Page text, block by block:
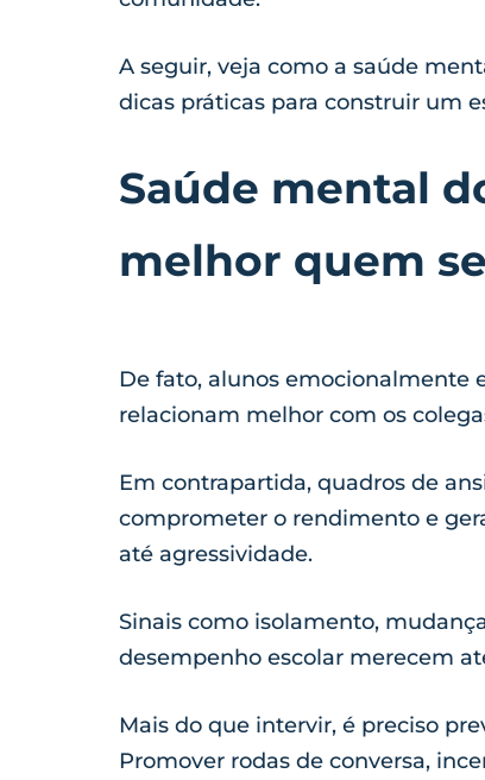
A seguir, veja como a saúde
dicas práticas para construir um
Saúde mental
melhor quem
De fato, alunos emocionalmente
relacionam melhor com os
Em contrapartida, quadros de
comprometer o rendimento e
até agressividade.
Sinais como isolamento,
desempenho escolar merecem
Mais do que intervir, é preciso
Promover rodas de conversa,